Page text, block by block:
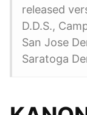
released
D.D.S.,
San Jose
Saratoga